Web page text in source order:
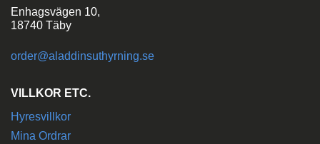
Enhagsvägen 10,
18740 Täby
order@aladdinsuthyrning.se
VILLKOR ETC.
Hyresvillkor
Mina Ordrar